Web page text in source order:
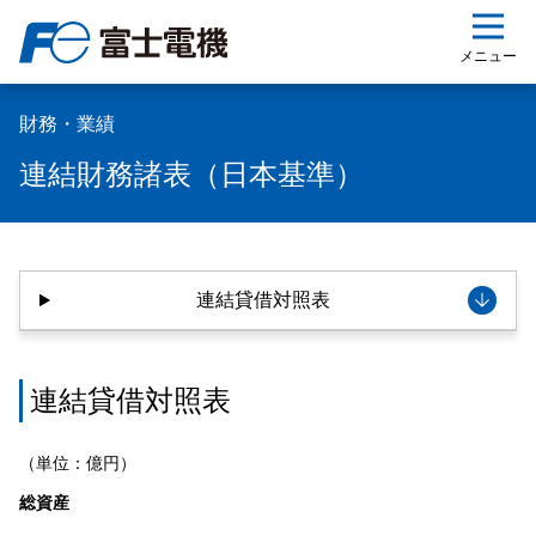
メニュー
財務・業績
連結財務諸表（日本基準）
連結貸借対照表
連結貸借対照表
（単位：億円）
総資産